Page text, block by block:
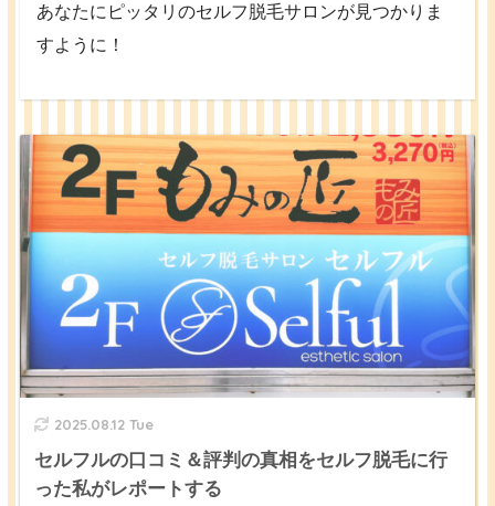
あなたにピッタリのセルフ脱毛サロンが見つかりま
すように！
2025.08.12 Tue
セルフルの口コミ＆評判の真相をセルフ脱毛に行
った私がレポートする